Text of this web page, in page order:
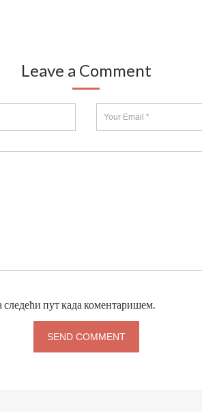
Leave a Comment
следећи пут када коментаришем.